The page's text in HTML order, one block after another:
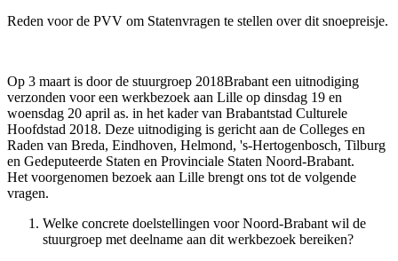
Reden voor de PVV om Statenvragen te stellen over dit snoepreisje.
Op 3 maart is door de stuurgroep 2018Brabant een uitnodiging
verzonden voor een werkbezoek aan Lille op dinsdag 19 en
woensdag 20 april as. in het kader van Brabantstad Culturele
Hoofdstad 2018. Deze uitnodiging is gericht aan de Colleges en
Raden van Breda, Eindhoven, Helmond, 's-Hertogenbosch, Tilburg
en Gedeputeerde Staten en Provinciale Staten Noord-Brabant.
Het voorgenomen bezoek aan Lille brengt ons tot de volgende
vragen.
Welke concrete doelstellingen voor Noord-Brabant wil de
stuurgroep met deelname aan dit werkbezoek bereiken?